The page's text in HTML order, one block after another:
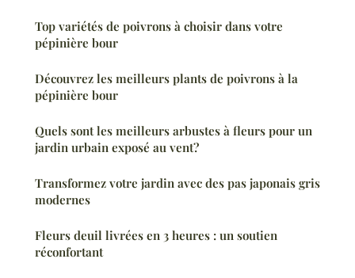
Top variétés de poivrons à choisir dans votre
pépinière bour
Découvrez les meilleurs plants de poivrons à la
pépinière bour
Quels sont les meilleurs arbustes à fleurs pour un
jardin urbain exposé au vent?
Transformez votre jardin avec des pas japonais gris
modernes
Fleurs deuil livrées en 3 heures : un soutien
réconfortant